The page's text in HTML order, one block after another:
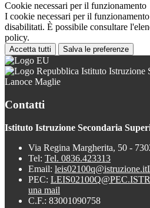
Cookie necessari per il funzionamento
I cookie necessari per il
disabilitati. È possibile consultare
policy.
Accetta tutti Salva le preferenze
Istituto Istruzione
Lanoce Maglie
Contatti
Istituto Istruzione Secondaria
Via Regina Margherita, 50 -
Tel: Tel. 0836.423313
Email: leis02100q@istruzione.it
PEC:
una mail
C.F.: 83001090758